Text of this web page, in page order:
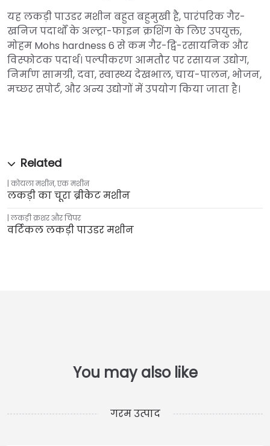
यह लकड़ी पाउडर मशीन बहुत बहुमुखी है, पारंपरिक गैर-
खनिज पदार्थों के अल्ट्रा-फाइन क्रशिंग के लिए उपयुक्त,
मोहम Mohs hardness 6 से कम गैर-द्वि-रसायनिक और
विस्फोटक पदार्थ। पल्पीकरण आमतौर पर रसायन उद्योग,
निर्माण सामग्री, दवा, स्वास्थ्य देखभाल, चाय-पालन, भोजन,
मच्छर सपोर्ट, और अन्य उद्योगों में उपयोग किया जाता है।
कोयला मशीन,एक मशीन
लकड़ी का चूरा ब्रीकेट मशीन
लकड़ी क्रशर और चिपर
वर्टिकल लकड़ी पाउडर मशीन
गरम उत्पाद